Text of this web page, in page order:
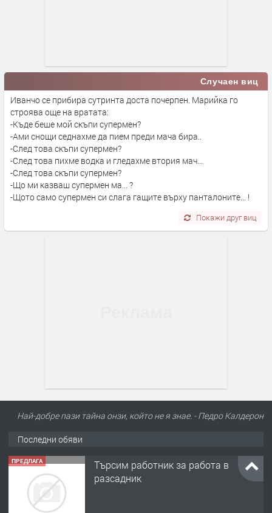
Случаен виц
Иванчо се прибира сутринта доста почерпен. Марийка го
строява още на вратата:
-Къде беше мой скъпи супермен?
-Ами снощи седнахме да пием преди мача бира..
-След това скъпи супермен?
-След това пихме водка и гледахме втория мач...
-След това скъпи супермен?
-Що ми казваш супермен ма... ?
-Щото само супермен си слага гащите върху панталоните... !
Покажи друг виц
Най-добре пази тайна онзи, който не я знае. - Педро Калдерон
Последни обяви
ПРЕДЛАГА
Търсим работник за работа в
разсадник